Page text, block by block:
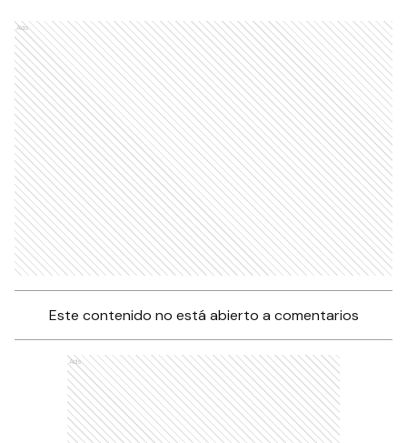
Ads
Este contenido no está abierto a comentarios
Ads